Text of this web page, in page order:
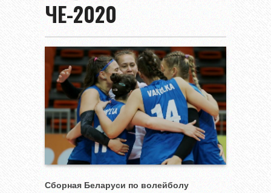
ЧЕ-2020
Сборная Беларуси по волейболу